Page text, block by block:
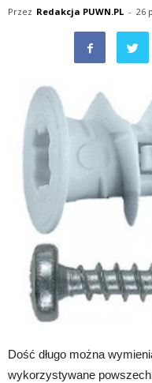
Przez Redakcja PUWN.PL - 26
Dość długo można
wykorzystywane